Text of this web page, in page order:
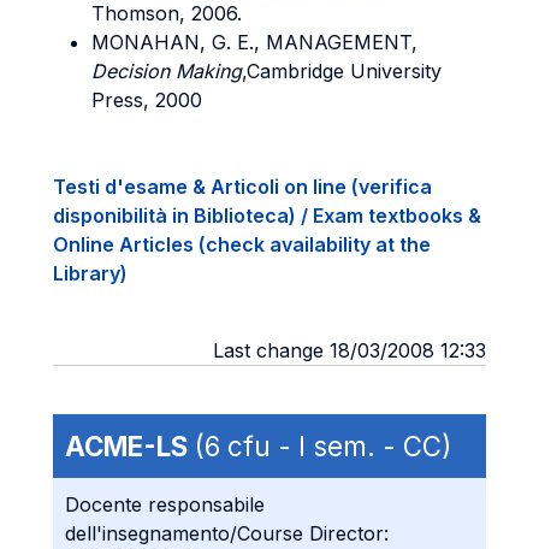
Thomson, 2006.
MONAHAN, G. E., MANAGEMENT,
Decision Making,Cambridge University
Press, 2000
Testi d'esame & Articoli on line (verifica
disponibilità in Biblioteca) / Exam textbooks &
Online Articles (check availability at the
Library)
Last change 18/03/2008 12:33
ACME-LS (6 cfu - I sem. - CC)
Docente responsabile
dell'insegnamento/Course Director: